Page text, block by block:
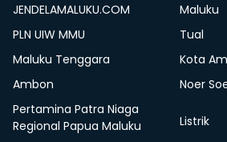
JENDELAMALUKU.COM
Maluku
PLN UIW MMU
Tual
Maluku Tenggara
Kota
Ambon
Noer
Pertamina Patra Niaga
Regional Papua Maluku
Listrik